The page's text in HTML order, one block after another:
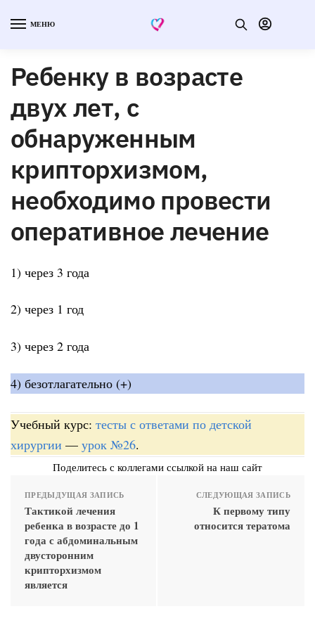
МЕНЮ
Ребенку в возрасте
двух лет, с
обнаруженным
крипторхизмом,
необходимо провести
оперативное лечение
1) через 3 года
2) через 1 год
3) через 2 года
4) безотлагательно (+)
Учебный курс: тесты с ответами по детской
хирургии — урок №26.
Поделитесь с коллегами ссылкой на наш сайт
ПРЕДЫДУЩАЯ ЗАПИСЬ
Тактикой лечения
ребенка в возрасте до 1
года с абдоминальным
двусторонним
крипторхизмом
является
СЛЕДУЮЩАЯ ЗАПИСЬ
К первому типу
относится тератома